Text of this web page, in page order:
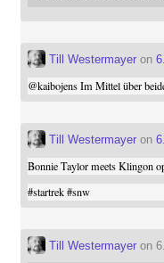
Till Westermayeron
@kaibojensIm Mittel über
Till Westermayeron
Bonnie Taylor meets Klingon
#startrek #snw
Till Westermayeron